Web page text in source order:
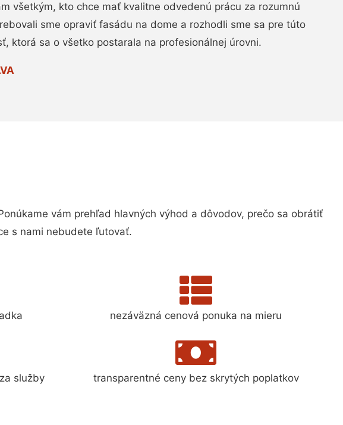
všetkým, kto chce mať kvalitne odvedenú prácu za rozumnú
sme opraviť fasádu na dome a rozhodli sme sa pre túto
ktorá sa o všetko postarala na profesionálnej úrovni.
vám prehľad hlavných výhod a dôvodov, prečo sa obrátiť
s nami nebudete ľutovať.
nezáväzná cenová ponuka na mieru
služby transparentné ceny bez skrytých poplatkov